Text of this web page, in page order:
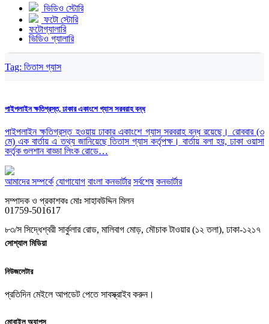
ভিডিও স্টোরি
ফটো স্টোরি
ফটোগ্যালারি
ভিডিও গ্যালারি
Tag: তিতাস গ্যাস
পাইপলাইন ক্ষতিগ্রস্ত, ঢাকার একাংশে গ্যাস সরবরাহ বন্ধ
পাইপলাইন ক্ষতিগ্রস্ত হওয়ায় ঢাকার একাংশে গ্যাস সরবরাহ বন্ধ রয়েছে। রোববার (৩
মে) এক বার্তায় এ তথ্য জানিয়েছে তিতাস গ্যাস কর্তৃপক্ষ। বার্তায় বলা হয়, ঢাকা ওয়াসা
কর্তৃক গুলশান বাড্ডা লিংক রোডে…
আমাদের সম্পর্কে যোগাযোগ বাংলা কনভার্টার সর্বশেষ কনভার্টার
সম্পাদক ও প্রকাশকঃ মোঃ সাহাবউদ্দিন মিলন
01759-501617
৮৩/স সিদ্ধেশ্বরী সার্কুলার রোড, মালিবাগ মোড়, মৌচাক টাওয়ার (১২ তলা), ঢাকা-১২১৭
সোশ্যাল মিডিয়া
নিউজলেটার
প্রতিদিন মেইলে আপডেট পেতে সাবস্ক্রাইব করুন।
মোবাইল অ্যাপস